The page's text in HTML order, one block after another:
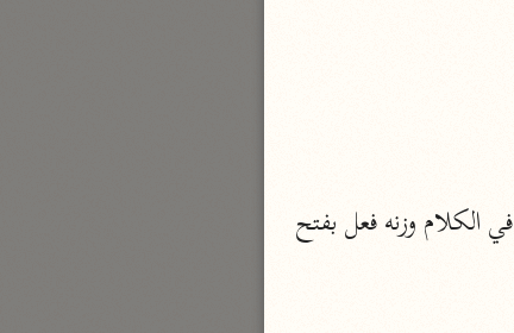
تفسير القرآن العزيز